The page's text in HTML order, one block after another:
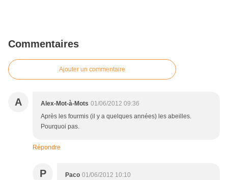
Commentaires
Ajouter un commentaire
A Alex-Mot-à-Mots 01/06/2012 09:36
Après les fourmis (il y a quelques années) les abeilles.
Pourquoi pas.
Répondre
P Paco 01/06/2012 10:10